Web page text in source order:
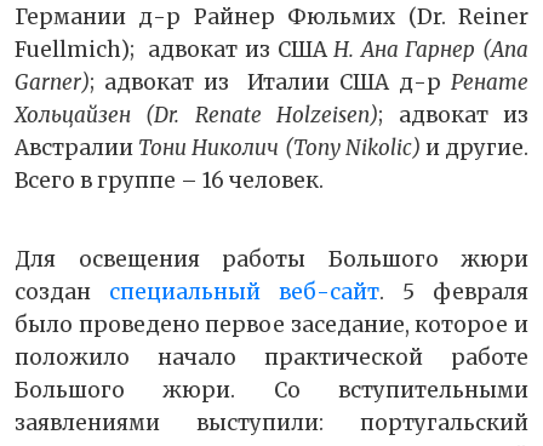
Германии д-р Райнер Фюльмих (Dr. Reiner
Fuellmich); адвокат из СШАН. Ана Гарнер (Ana
Garner); адвокат из Италии США д-р Ренате
Хольцайзен (Dr. Renate Holzeisen); адвокат из
Австралии Тони Николич (Tony Nikolic) и другие.
Всего в группе – 16 человек.
Для освещения работы Большого жюри
создан специальный веб-сайт. 5 февраля
было проведено первое заседание, которое и
положило начало практической работе
Большого жюри. Со вступительными
заявлениями выступили: португальский